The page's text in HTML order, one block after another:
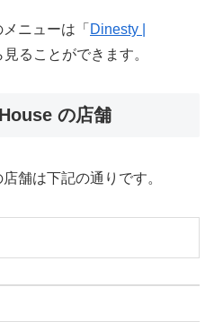
ニューは「 Dinesty |
ることができます。
の店舗
舗は下記の通りです。